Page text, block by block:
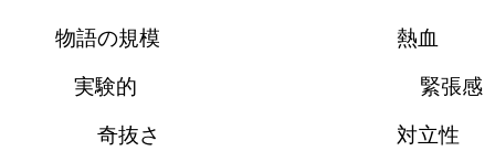
熱血
緊張感
対立性
奇抜さ
実験的
物語の規模